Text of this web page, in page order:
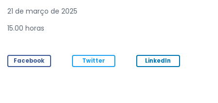
21 de março de 2025
15.00 horas
Facebook Twitter LinkedIn